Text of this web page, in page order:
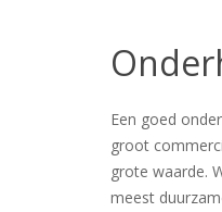
Een goed
groot
grote waarde.
meest